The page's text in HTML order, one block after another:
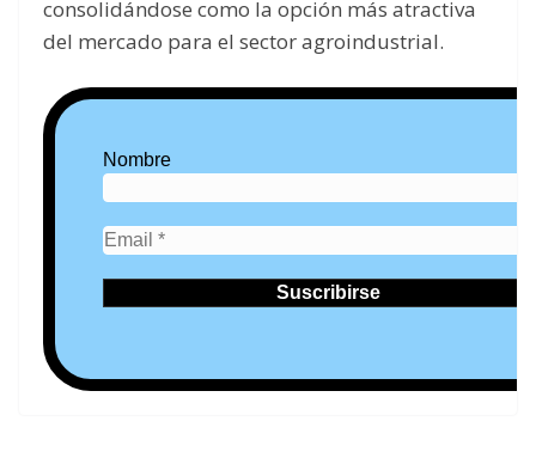
consolidándose como la opción más atractiva
del mercado para el sector agroindustrial.
Nombre